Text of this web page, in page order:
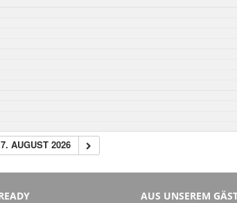
7. AUGUST 2026
AUS UNSEREM